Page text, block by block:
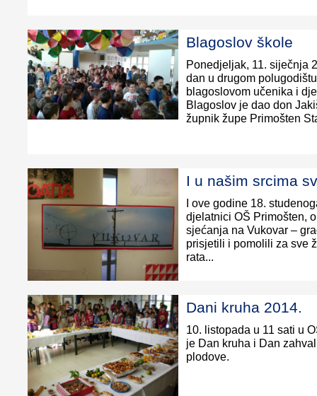
Blagoslov škole
Ponedjeljak, 11. siječnja
dan u drugom
blagoslovom učenika i
Blagoslov je dao don
župnik župe Primošten
I u našim srcima
I ove godine 18.
djelatnici OŠ Primošten,
sjećanja na Vukovar –
prisjetili i pomolili za sve
rata...
Dani kruha 2014.
10. listopada u 11 sati u
je Dan kruha i Dan
plodove.